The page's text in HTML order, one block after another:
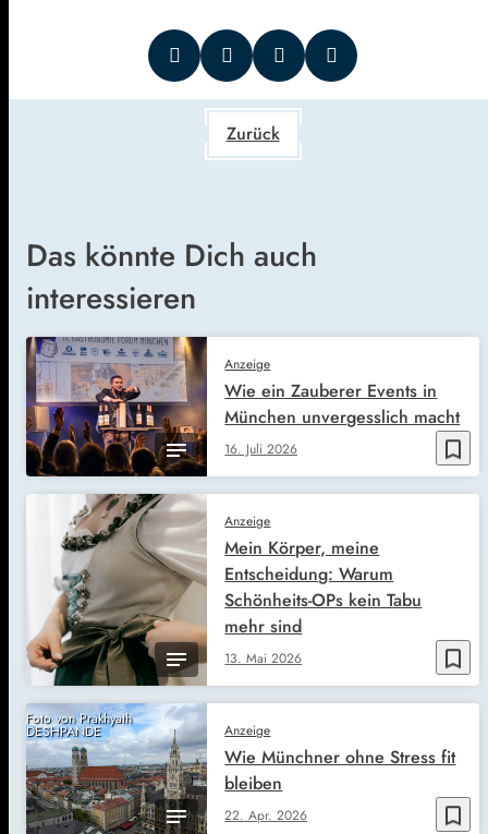
Zurück
Das könnte Dich auch
interessieren
bookmark_border
Anzeige
16. Juli 2026
Wie ein Zauberer Events in
München unvergesslich macht
bookmark_border
Anzeige
13. Mai 2026
Mein Körper, meine
Entscheidung: Warum
Schönheits-OPs kein Tabu
mehr sind
Foto von Prakhyath
DESHPANDE
bookmark_border
Anzeige
22. Apr. 2026
Wie Münchner ohne Stress fit
bleiben